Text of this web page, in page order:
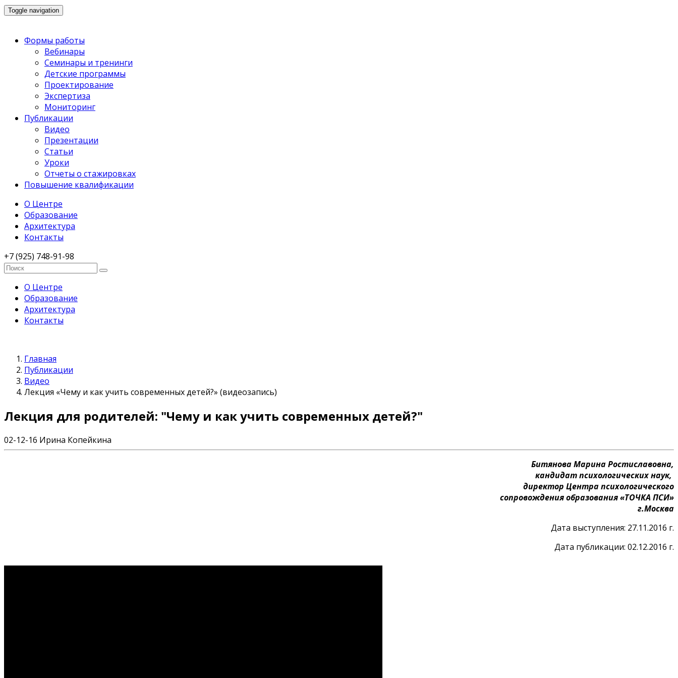
Toggle navigation
Формы работы
Вебинары
Семинары и тренинги
Детские программы
Проектирование
Экспертиза
Мониторинг
Публикации
Видео
Презентации
Статьи
Уроки
Отчеты о стажировках
Повышение квалификации
О Центре
Образование
Архитектура
Контакты
+7 (925) 748-91-98
О Центре
Образование
Архитектура
Контакты
Главная
Публикации
Видео
Лекция «Чему и как учить современных детей?» (видеозапись)
Лекция для родителей: "Чему и как учить современных детей?"
02-12-16 Ирина Копейкина
Битянова Марина Ростиславовна,
кандидат психологических наук,
директор Центра психологического
сопровождения образования «ТОЧКА ПСИ»
г.Москва
Дата выступления: 27.11.2016 г.
Дата публикации: 02.12.2016 г.